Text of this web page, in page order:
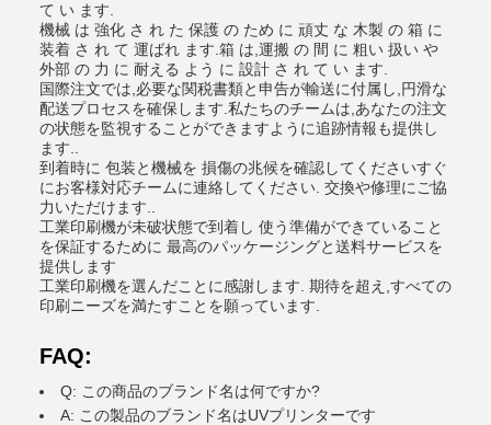
て い ます.
機械 は 強化 さ れ た 保護 の ため に 頑丈 な 木製 の 箱 に
装着 さ れ て 運ばれ ます.箱 は,運搬 の 間 に 粗い 扱い や
外部 の 力 に 耐える よう に 設計 さ れ て い ます.
国際注文では,必要な関税書類と申告が輸送に付属し,円滑な
配送プロセスを確保します.私たちのチームは,あなたの注文
の状態を監視することができますように追跡情報も提供し
ます..
到着時に 包装と機械を 損傷の兆候を確認してくださいすぐ
にお客様対応チームに連絡してください. 交換や修理にご協
力いただけます..
工業印刷機が未破状態で到着し 使う準備ができていること
を保証するために 最高のパッケージングと送料サービスを
提供します
工業印刷機を選んだことに感謝します. 期待を超え,すべての
印刷ニーズを満たすことを願っています.
FAQ:
Q: この商品のブランド名は何ですか?
A: この製品のブランド名はUVプリンターです